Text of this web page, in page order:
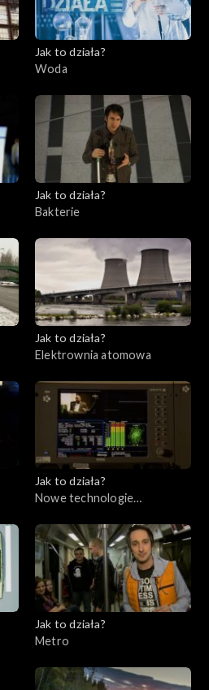
Jak to działa?
Woda
Jak to działa?
Bakterie
Jak to działa?
Elektrownia atomowa
Jak to działa?
Nowe technologie
Jak to działa?
Metro